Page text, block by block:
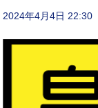
2024年4月4日 22:30